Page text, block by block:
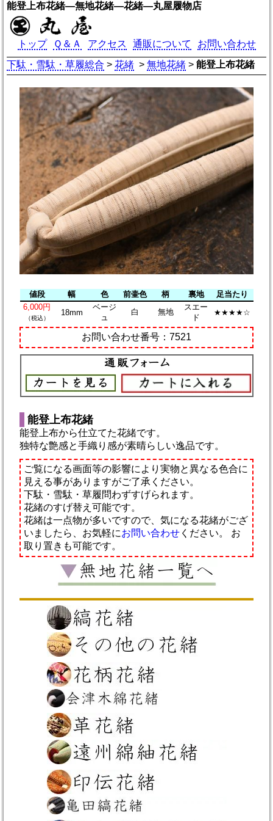
能登上布花緒―無地花緒―花緒―丸屋履物店
トップ Ｑ＆Ａ アクセス 通販について
お問い合わせ
下駄・雪駄・草履総合 >花緒 >無地花緒 >能登上布花緒
値段 幅 色 前壷色 柄 裏地
足当たり
6,000円
（税込）
18mm
ベージ
ュ
白 無地
スエー
ド
★★★★☆
お問い合わせ番号：7521
能登上布花緒
能登上布から仕立てた花緒です。
独特な艶感と手織り感が素晴らしい逸品です。
ご覧になる画面等の影響により実物と異なる色合に
見える事がありますがご了承ください。
下駄・雪駄・草履問わずすげられます。
花緒のすげ替え可能です。
花緒は一点物が多いですので、気になる花緒がござ
いましたら、お気軽にお問い合わせ ください。
お
取り置きも可能です。